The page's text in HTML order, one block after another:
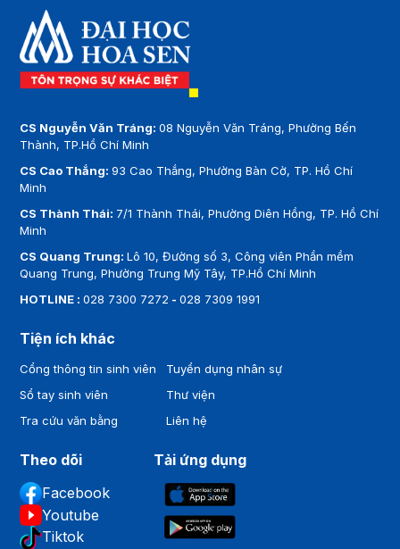
CS Nguyễn Văn Tráng:08 Nguyễn Văn Tráng, Phường Bến
Thành, TP.Hồ Chí Minh
CS Cao Thắng:93 Cao Thắng, Phường Bàn Cờ, TP. Hồ Chí
Minh
CS Thành Thái: 7/1 Thành Thái, Phường Diên Hồng, TP. Hồ Chí
Minh
CS Quang Trung:Lô 10, Đường số 3, Công viên Phần mềm
Quang Trung, Phường Trung Mỹ Tây, TP.Hồ Chí Minh
HOTLINE :028 7300 7272 -028 7309 1991
Tiện ích khác
Cổng thông tin sinh viên
Sổ tay sinh viên
Tra cứu văn bằng
Tuyển dụng nhân sự
Thư viện
Liên hệ
Theo dõi
Facebook
Youtube
Tiktok
Tải ứng dụng